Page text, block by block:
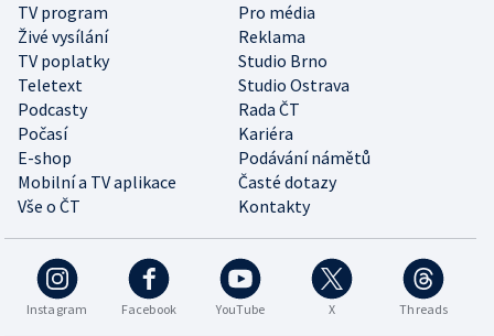
TV program
Pro média
Živé vysílání
Reklama
TV poplatky
Studio Brno
Teletext
Studio Ostrava
Podcasty
Rada ČT
Počasí
Kariéra
E-shop
Podávání námětů
Mobilní a TV aplikace
Časté dotazy
Vše o ČT
Kontakty
Instagram Facebook YouTube X Threads